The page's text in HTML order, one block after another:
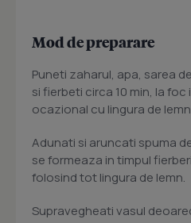
Mod de preparare
Puneti zaharul, apa, sarea
si fierbeti circa 10 min, la
ocazional cu lingura de
Adunati si aruncati spuma
se formeaza in timpul
folosind tot lingura de lemn.
Supravegheati vasul